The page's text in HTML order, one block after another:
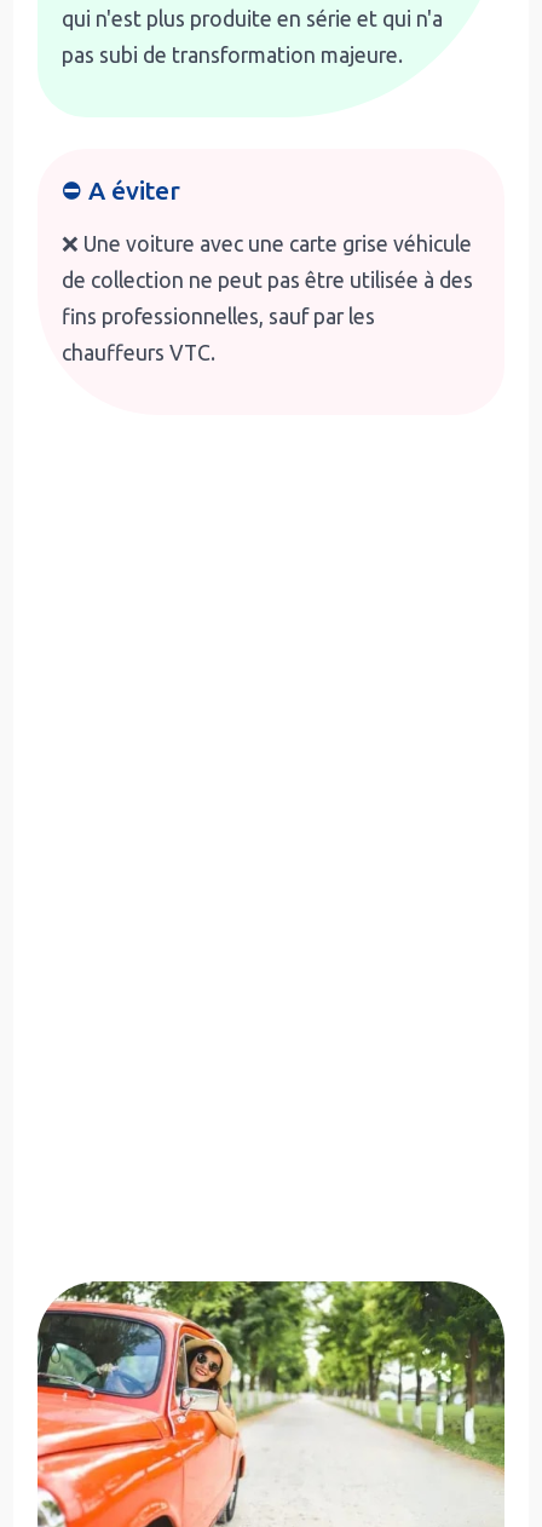
qui n'est plus produite en série et qui n'a
pas subi de transformation majeure.
⛔ A éviter
❌ Une voiture avec une carte grise véhicule
de collection ne peut pas être utilisée à des
fins professionnelles, sauf par les
chauffeurs VTC.